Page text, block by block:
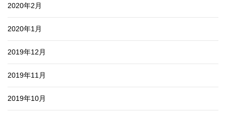
2020年2月
2020年1月
2019年12月
2019年11月
2019年10月